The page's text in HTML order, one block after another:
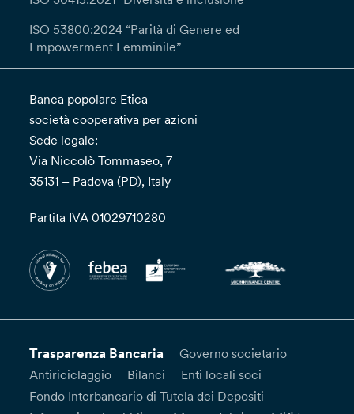
ISO 53800:2024 “Parità di Genere ed
Empowerment Femminile”
Banca popolare Etica
società cooperativa per azioni
Sede legale:
Via Niccolò Tommaseo, 7
35131 – Padova (PD), Italy
Partita IVA 01029710280
Trasparenza Bancaria
Governo societario
Antiriciclaggio
Bilanci
Enti locali soci
Fondo Interbancario di Tutela dei Depositi